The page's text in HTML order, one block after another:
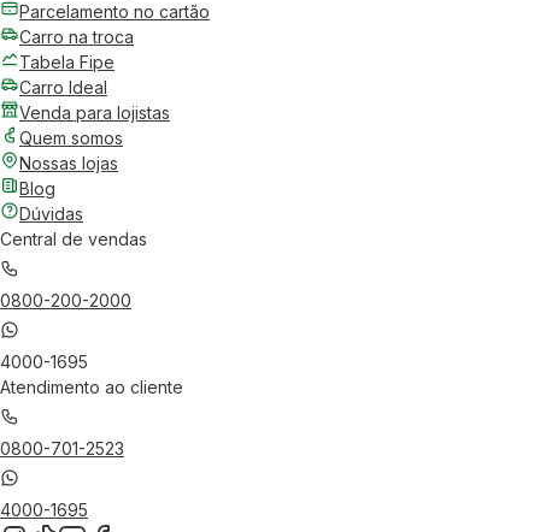
Parcelamento no cartão
Carro na troca
Tabela Fipe
Carro Ideal
Venda para lojistas
Quem somos
Nossas lojas
Blog
Dúvidas
Central de vendas
0800-200-2000
4000-1695
Atendimento ao cliente
0800-701-2523
4000-1695